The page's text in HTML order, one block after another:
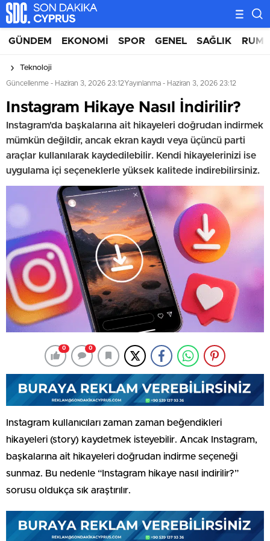
GÜNDEM EKONOMI SPOR GENEL SAĞLIK RUM
Teknoloji
Güncellenme - Haziran 3, 2026 23:12Yayınlanma - Haziran 3, 2026 23:12
⁠⁠Instagram Hikaye Nasıl İndirilir?
Instagram'da başkalarına ait hikayeleri doğrudan indirmek
mümkün değildir, ancak ekran kaydı veya üçüncü parti
araçlar kullanılarak kaydedilebilir. Kendi hikayelerinizi ise
uygulama içi seçeneklerle yüksek kalitede indirebilirsiniz.
0 0
Instagram kullanıcıları zaman zaman beğendikleri
hikayeleri (story) kaydetmek isteyebilir. Ancak Instagram,
başkalarına ait hikayeleri doğrudan indirme seçeneği
sunmaz. Bu nedenle “Instagram hikaye nasıl indirilir?”
sorusu oldukça sık araştırılır.